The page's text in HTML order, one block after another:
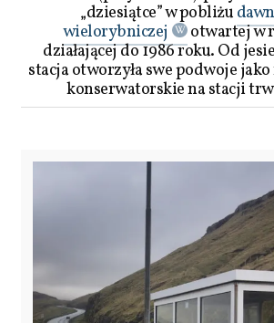
„dziesiątce” w pobliżu
wielorybniczej
otwartej w
działającej do 1986 roku. Od
stacja otworzyła swe podwoje jako
konserwatorskie na stacji